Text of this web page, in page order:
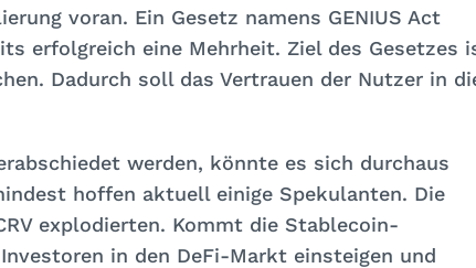
voran. Ein Gesetz namens GENIUS Act
erfolgreich eine Mehrheit. Ziel des Gesetzes
Dadurch soll das Vertrauen der Nutzer in
werden, könnte es sich durchaus
hoffen aktuell einige Spekulanten. Die
explodierten. Kommt die Stablecoin-
in den DeFi-Markt einsteigen und